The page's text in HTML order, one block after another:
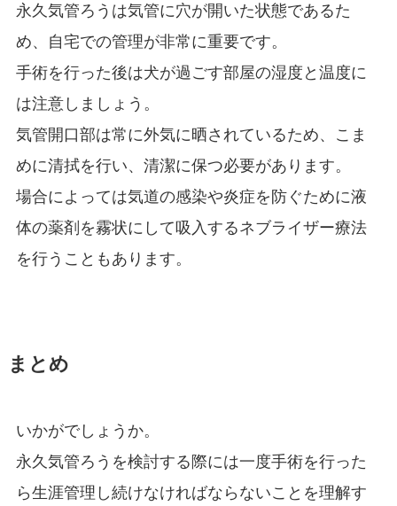
永久気管ろうは気管に穴が開いた状態であるた
め、自宅での管理が非常に重要です。
手術を行った後は犬が過ごす部屋の湿度と温度に
は注意しましょう。
気管開口部は常に外気に晒されているため、こま
めに清拭を行い、清潔に保つ必要があります。
場合によっては気道の感染や炎症を防ぐために液
体の薬剤を霧状にして吸入するネブライザー療法
を行うこともあります。
まとめ
いかがでしょうか。
永久気管ろうを検討する際には一度手術を行った
ら生涯管理し続けなければならないことを理解す